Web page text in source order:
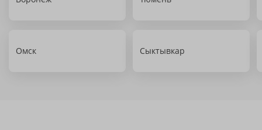
Омск Сыктывкар